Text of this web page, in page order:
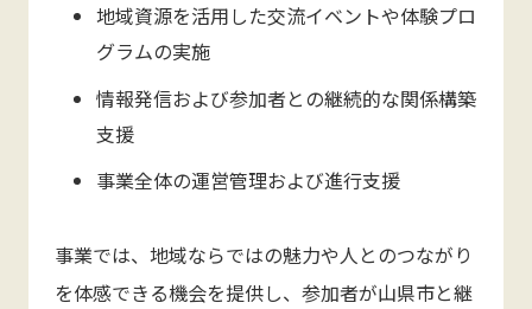
地域資源を活用した交流イベントや体験プロ
グラムの実施
情報発信および参加者との継続的な関係構築
支援
事業全体の運営管理および進行支援
事業では、地域ならではの魅力や人とのつながり
を体感できる機会を提供し、参加者が山県市と継